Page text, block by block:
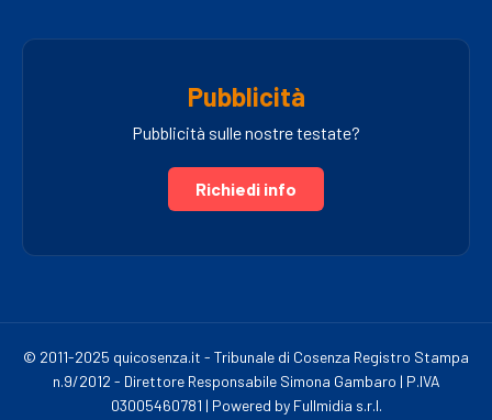
Pubblicità
Pubblicità sulle nostre testate?
Richiedi info
© 2011-2025 quicosenza.it - Tribunale di Cosenza Registro Stampa
n.9/2012 - Direttore Responsabile Simona Gambaro | P.IVA
03005460781 | Powered by Fullmidia s.r.l.